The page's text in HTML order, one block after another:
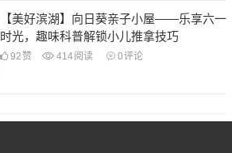
【美好滨湖】向日葵亲子小屋——乐享六一
时光，趣味科普解锁小儿推拿技巧
92 赞 414阅读 0评论